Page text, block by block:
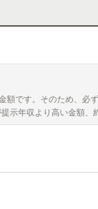
です。そのため、必
示年収より高い金額、